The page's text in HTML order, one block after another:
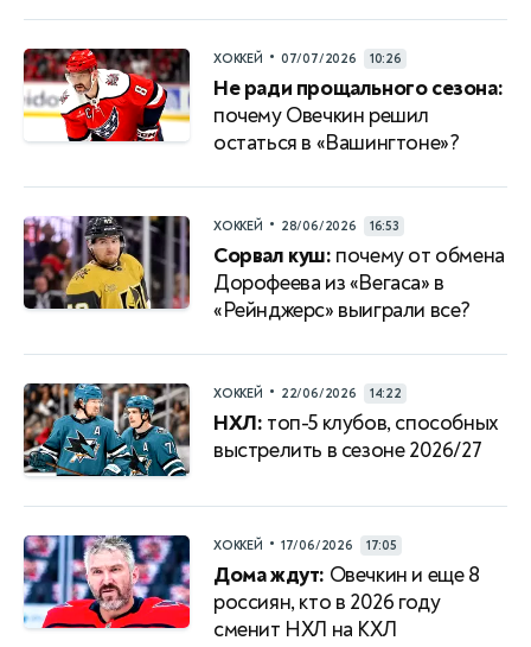
ХОККЕЙ • 07/07/2026 10:26
Не ради прощального сезона:
почему Овечкин решил
остаться в «Вашингтоне»?
ХОККЕЙ • 28/06/2026 16:53
Сорвал куш: почему от обмена
Дорофеева из «Вегаса» в
«Рейнджерс» выиграли все?
ХОККЕЙ • 22/06/2026 14:22
НХЛ: топ-5 клубов, способных
выстрелить в сезоне 2026/27
ХОККЕЙ • 17/06/2026 17:05
Дома ждут: Овечкин и еще 8
россиян, кто в 2026 году
сменит НХЛ на КХЛ